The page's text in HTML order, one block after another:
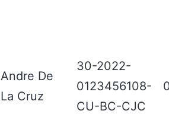
Andre De
La Cruz
30-2022-
0123456108-
CU-BC-CJC